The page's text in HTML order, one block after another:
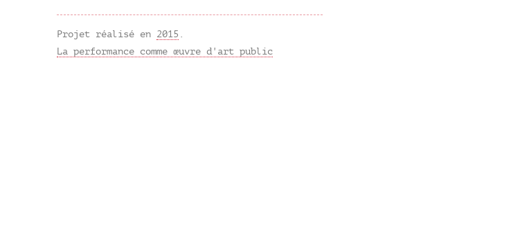
Projet réalisé en 2015 .
La performance comme œuvre d'art public